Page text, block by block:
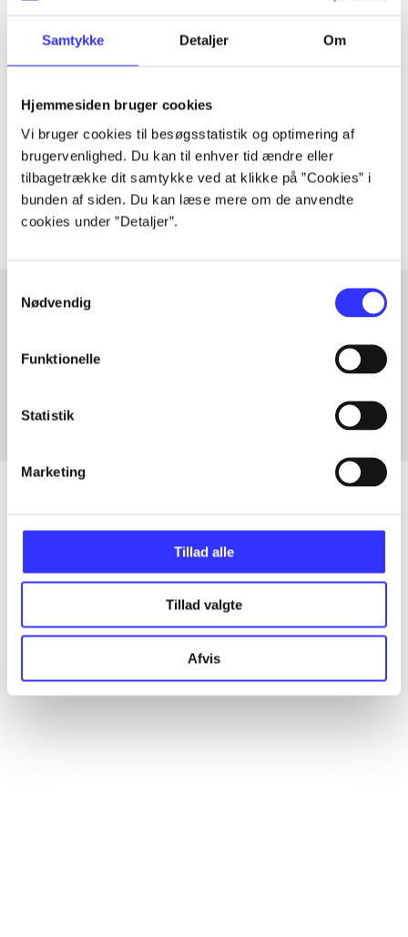
Samtykke Detaljer Om
Hjemmesiden bruger cookies
Vi bruger cookies til besøgsstatistik og optimering af
brugervenlighed. Du kan til enhver tid ændre eller
tilbagetrække dit samtykke ved at klikke på ”Cookies” i
bunden af siden. Du kan læse mere om de anvendte
cookies under ”Detaljer”.
Nødvendig
Funktionelle
Statistik
Marketing
Tillad alle
Tillad valgte
Afvis
Tidsskrift
lorem ipsum dolor sit amet ...
Tidsskrift
Artiklerne i handler ofte om
Fra
Alle registrerede artikler fordelt på udgivelser
...
...